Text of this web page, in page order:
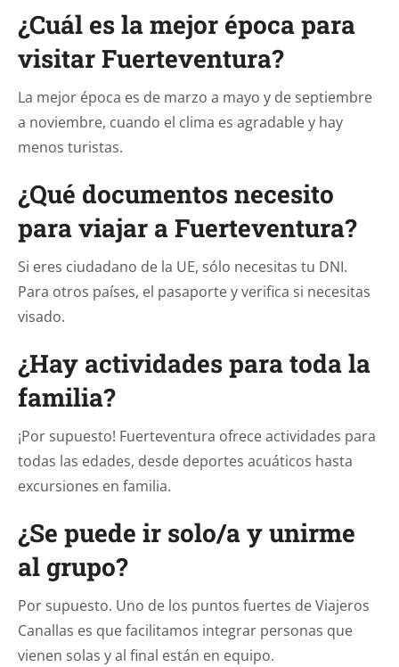
¿Cuál es la mejor época para
visitar Fuerteventura?
La mejor época es de marzo a mayo y de septiembre
a noviembre, cuando el clima es agradable y hay
menos turistas.
¿Qué documentos necesito
para viajar a Fuerteventura?
Si eres ciudadano de la UE, sólo necesitas tu DNI.
Para otros países, el pasaporte y verifica si necesitas
visado.
¿Hay actividades para toda la
familia?
¡Por supuesto! Fuerteventura ofrece actividades para
todas las edades, desde deportes acuáticos hasta
excursiones en familia.
¿Se puede ir solo/a y unirme
al grupo?
Por supuesto. Uno de los puntos fuertes de Viajeros
Canallas es que facilitamos integrar personas que
vienen solas y al final están en equipo.